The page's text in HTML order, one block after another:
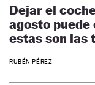
Dejar el
agosto puede
estas son las
RUBÉN PÉREZ